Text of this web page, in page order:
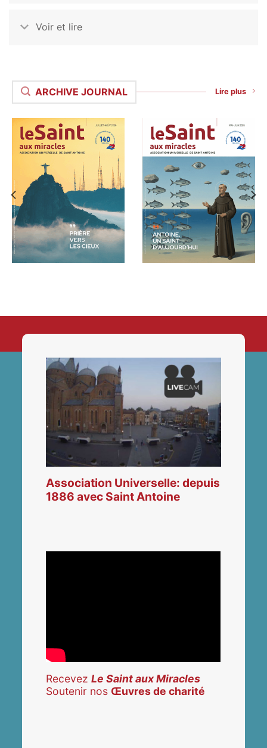
Voir et lire
ARCHIVE JOURNAL Lire plus
Association Universelle: depuis
1886 avec Saint Antoine
RecevezLe Saint aux Miracles
Soutenir nos Œuvres de charité